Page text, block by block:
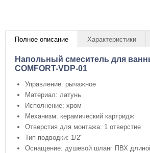
Полное описание Характеристики
Напольный смеситель для
COMFORT-VDP-01
Управление: рычажное
Материал: латунь
Исполнение: хром
Механизм: керамический картридж
Отверстия для монтажа: 1 отверстие
Тип подводки: 1/2"
Оснащение: душевой шланг ПВХ